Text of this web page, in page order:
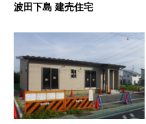
波田下島 建売住宅